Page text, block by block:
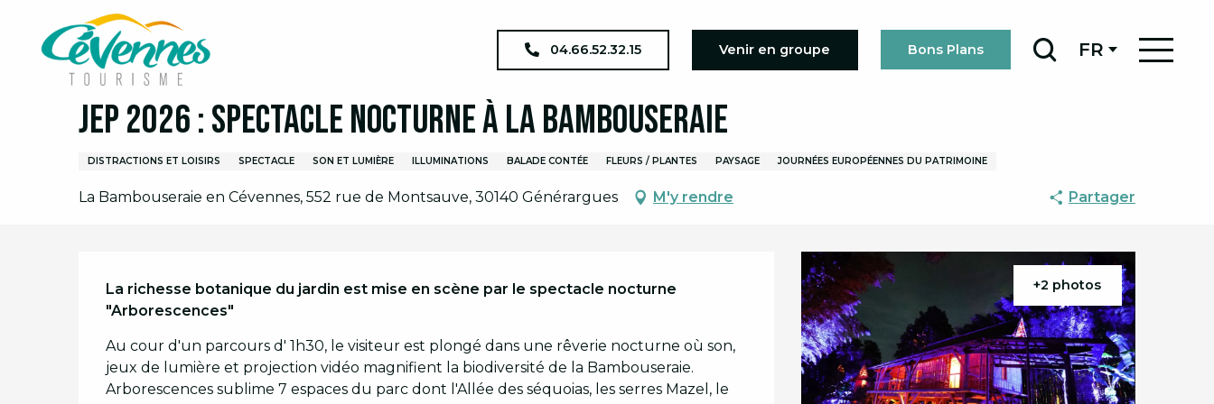
contenu
04.66.52.32.15 Venir en groupe Bons Plans FR
Accueil Organiser son séjour
Samedi 19 septembre de 21:00 à 23:00
JEP 2026 : Spectacle nocturne à la Bambouseraie
DISTRACTIONS ET LOISIRS SPECTACLE SON ET LUMIÈRE ILLUMINATIONS BALADE CONTÉE FLEURS / PLANTES PAYSAGE JOURNÉES EUROPÉENNES DU PATRIMOINE
La Bambouseraie en Cévennes, 552 rue de Montsauve, 30140 Générargues M'y rendre Partager
+2 photos
Description
La richesse botanique du jardin est mise en scène par le spectacle nocturne
"Arborescences"
Au cour d'un parcours d' 1h30, le visiteur est plongé dans une rêverie nocturne où son,
jeux de lumière et projection vidéo magnifient la biodiversité de la Bambouseraie.
Arborescences sublime 7 espaces du parc dont l'Allée des séquoias, les serres Mazel, le